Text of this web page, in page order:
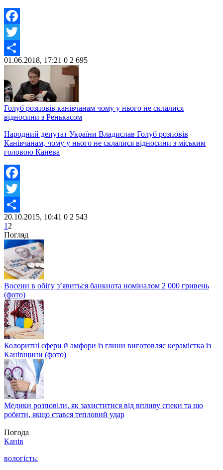
Facebook
Twitter
Share
01.06.2018, 17:21 0 2 695
Голуб розповів канівчанам чому у нього не склалися
відносини з Ренькасом
Народний депутат України Владислав Голуб розповів
Канівчанам, чому у нього не склалися відносини з міським
головою Канева
Facebook
Twitter
Share
20.10.2015, 10:41 0 2 543
1 2
Погляд
Восени в обігу з’явиться банкнота номіналом 2 000 гривень
(фото)
Колоритні сфери й амфори із глини виготовляє керамістка із
Канівщини (фото)
Медики розповіли, як захиститися від впливу спеки та що
робити, якщо стався тепловий удар
Погода
Канів
вологість: